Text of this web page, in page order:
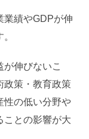
業績やGDPが伸
伸びないこ
政策・教育政策
性の低い分野や
ことの影響が大